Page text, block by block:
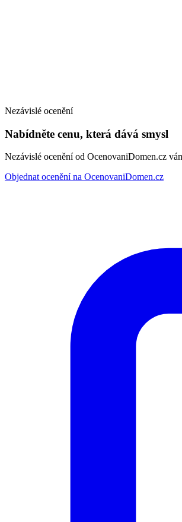
Nezávislé ocenění
Nabídněte cenu, která dává smysl
Nezávislé ocenění od OcenovaniDomen.cz
Objednat ocenění na OcenovaniDomen.cz